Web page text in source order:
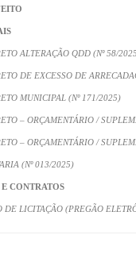
ALTERAÇÃO QDD (Nº 58/
DE EXCESSO DE
MUNICIPAL (Nº 171/2025)
– ORÇAMENTÁRIO /
– ORÇAMENTÁRIO /
(Nº 013/2025)
CONTRATOS
DE LICITAÇÃO (PREGÃO